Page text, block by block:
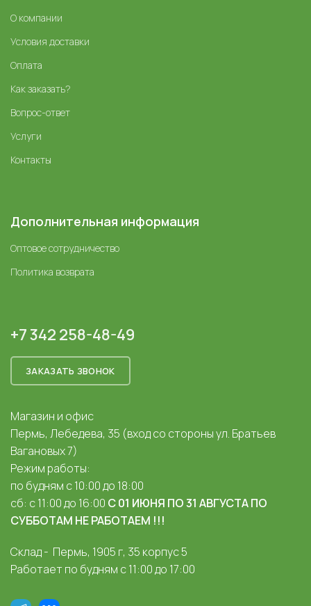
О компании
Условия доставки
Оплата
Как заказать?
Вопрос-ответ
Услуги
Контакты
Дополнительная информация
Оптовое сотрудничество
Политика возврата
+7 342 258-48-49
ЗАКАЗАТЬ ЗВОНОК
Магазин и офис
Пермь, Лебедева, 35 (вход со стороны ул. Братьев
Вагановых 7)
Режим работы:
по будням с 10:00 до 18:00
сб: с 11:00 до 16:00 С 01 ИЮНЯ ПО 31 АВГУСТА ПО
СУББОТАМ НЕ РАБОТАЕМ !!!
Склад - Пермь, 1905 г, 35 корпус 5
Работает по будням с 11:00 до 17:00